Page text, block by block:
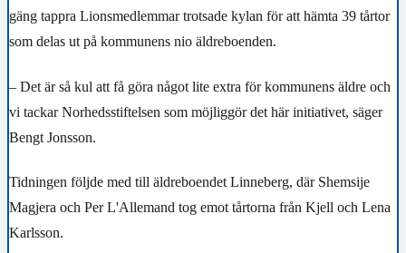
gäng tappra Lionsmedlemmar trotsade kylan för att hämta 39 tårtor
som delas ut på kommunens nio äldreboenden.
– Det är så kul att få göra något lite extra för kommunens äldre och
vi tackar Norhedsstiftelsen som möjliggör det här initiativet, säger
Bengt Jonsson.
Tidningen följde med till äldreboendet Linneberg, där Shemsije
Magjera och Per L'Allemand tog emot tårtorna från Kjell och Lena
Karlsson.